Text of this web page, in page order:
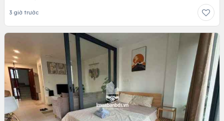
3 giờ trước